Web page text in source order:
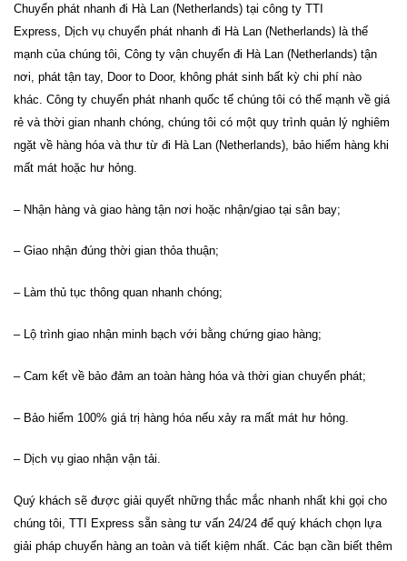
Chuyển phát nhanh đi Hà Lan (Netherlands) tại công ty TTI
Express , Dịch vụ chuyển phát nhanh đi Hà Lan (Netherlands) là thế
mạnh của chúng tôi, Công ty vận chuyển đi Hà Lan (Netherlands) tận
nơi, phát tận tay, Door to Door, không phát sinh bất kỳ chi phí nào
khác. Công ty chuyển phát nhanh quốc tế chúng tôi có thế mạnh về giá
rẻ và thời gian nhanh chóng, chúng tôi có một quy trình quản lý nghiêm
ngặt về hàng hóa và thư từ đi Hà Lan (Netherlands), bảo hiểm hàng khi
mất mát hoặc hư hỏng.
– Nhận hàng và giao hàng tận nơi hoặc nhận/giao tại sân bay;
– Giao nhận đúng thời gian thỏa thuận;
– Làm thủ tục thông quan nhanh chóng;
– Lộ trình giao nhận minh bạch với bằng chứng giao hàng;
– Cam kết về bảo đảm an toàn hàng hóa và thời gian chuyển phát;
– Bảo hiểm 100% giá trị hàng hóa nếu xảy ra mất mát hư hỏng.
– Dịch vụ giao nhận vận tải.
Quý khách sẽ được giải quyết những thắc mắc nhanh nhất khi gọi cho
chúng tôi, TTI Express sẵn sàng tư vấn 24/24 để quý khách chọn lựa
giải pháp chuyển hàng an toàn và tiết kiệm nhất. Các bạn cần biết thêm